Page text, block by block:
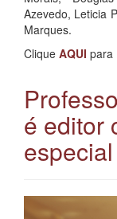
Azevedo, Leticia
Marques.
Clique AQUI para
é editor